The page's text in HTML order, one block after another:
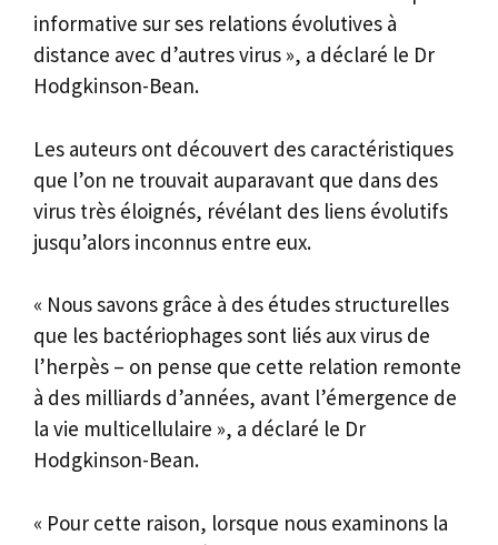
informative sur ses relations évolutives à
distance avec d’autres virus », a déclaré le Dr
Hodgkinson-Bean.
Les auteurs ont découvert des caractéristiques
que l’on ne trouvait auparavant que dans des
virus très éloignés, révélant des liens évolutifs
jusqu’alors inconnus entre eux.
« Nous savons grâce à des études structurelles
que les bactériophages sont liés aux virus de
l’herpès – on pense que cette relation remonte
à des milliards d’années, avant l’émergence de
la vie multicellulaire », a déclaré le Dr
Hodgkinson-Bean.
« Pour cette raison, lorsque nous examinons la